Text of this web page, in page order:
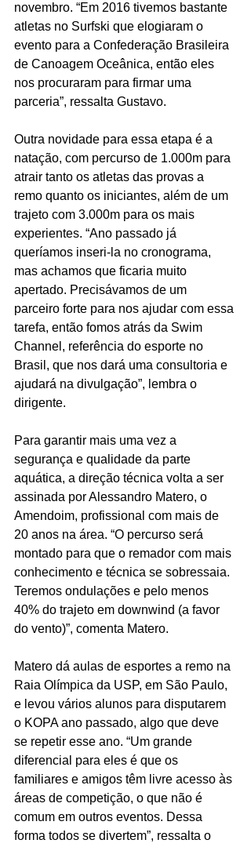
novembro. “Em 2016 tivemos bastante
atletas no Surfski que elogiaram o
evento para a Confederação Brasileira
de Canoagem Oceânica, então eles
nos procuraram para firmar uma
parceria”, ressalta Gustavo.
Outra novidade para essa etapa é a
natação, com percurso de 1.000m para
atrair tanto os atletas das provas a
remo quanto os iniciantes, além de um
trajeto com 3.000m para os mais
experientes. “Ano passado já
queríamos inseri-la no cronograma,
mas achamos que ficaria muito
apertado. Precisávamos de um
parceiro forte para nos ajudar com essa
tarefa, então fomos atrás da Swim
Channel, referência do esporte no
Brasil, que nos dará uma consultoria e
ajudará na divulgação”, lembra o
dirigente.
Para garantir mais uma vez a
segurança e qualidade da parte
aquática, a direção técnica volta a ser
assinada por Alessandro Matero, o
Amendoim, profissional com mais de
20 anos na área. “O percurso será
montado para que o remador com mais
conhecimento e técnica se sobressaia.
Teremos ondulações e pelo menos
40% do trajeto em downwind (a favor
do vento)”, comenta Matero.
Matero dá aulas de esportes a remo na
Raia Olímpica da USP, em São Paulo,
e levou vários alunos para disputarem
o KOPA ano passado, algo que deve
se repetir esse ano. “Um grande
diferencial para eles é que os
familiares e amigos têm livre acesso às
áreas de competição, o que não é
comum em outros eventos. Dessa
forma todos se divertem”, ressalta o